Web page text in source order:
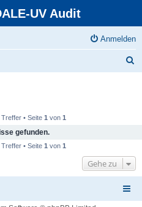
UV Audit
Anmelden
• Seite 1 von 1
gefunden.
• Seite 1 von 1
Gehe zu